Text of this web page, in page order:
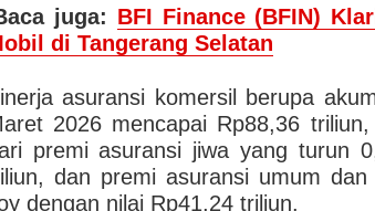
juga: BFI Finance (BFIN)
di Tangerang Selatan
asuransi komersil berupa
2026 mencapai Rp88,36
premi asuransi jiwa yang turun
dan premi asuransi umum
dengan nilai Rp41,24 triliun.